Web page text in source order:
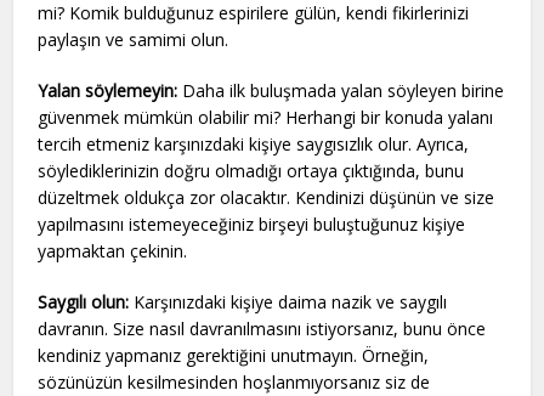
mi? Komik bulduğunuz espirilere gülün, kendi fikirlerinizi
paylaşın ve samimi olun.
Yalan söylemeyin: Daha ilk buluşmada yalan söyleyen birine
güvenmek mümkün olabilir mi? Herhangi bir konuda yalanı
tercih etmeniz karşınızdaki kişiye saygısızlık olur. Ayrıca,
söylediklerinizin doğru olmadığı ortaya çıktığında, bunu
düzeltmek oldukça zor olacaktır. Kendinizi düşünün ve size
yapılmasını istemeyeceğiniz birşeyi buluştuğunuz kişiye
yapmaktan çekinin.
Saygılı olun: Karşınızdaki kişiye daima nazik ve saygılı
davranın. Size nasıl davranılmasını istiyorsanız, bunu önce
kendiniz yapmanız gerektiğini unutmayın. Örneğin,
sözünüzün kesilmesinden hoşlanmıyorsanız siz de